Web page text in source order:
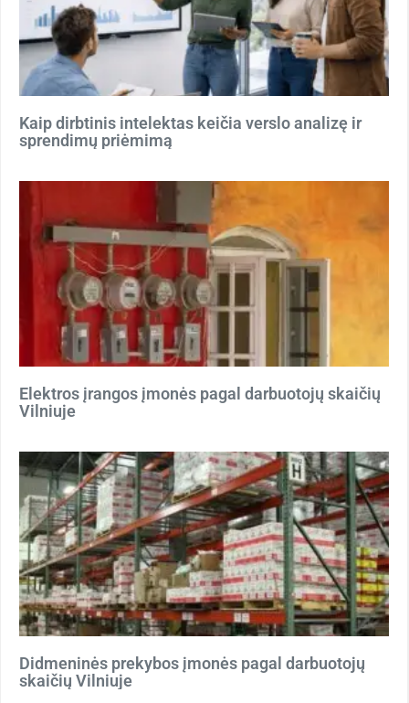
Kaip dirbtinis intelektas keičia verslo analizę ir
sprendimų priėmimą
Elektros įrangos įmonės pagal darbuotojų skaičių
Vilniuje
Didmeninės prekybos įmonės pagal darbuotojų
skaičių Vilniuje